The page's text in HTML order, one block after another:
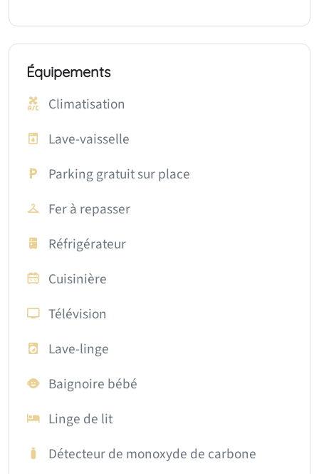
Équipements
Climatisation
Lave-vaisselle
Parking gratuit sur place
Fer à repasser
Réfrigérateur
Cuisinière
Télévision
Lave-linge
Baignoire bébé
Linge de lit
Détecteur de monoxyde de carbone